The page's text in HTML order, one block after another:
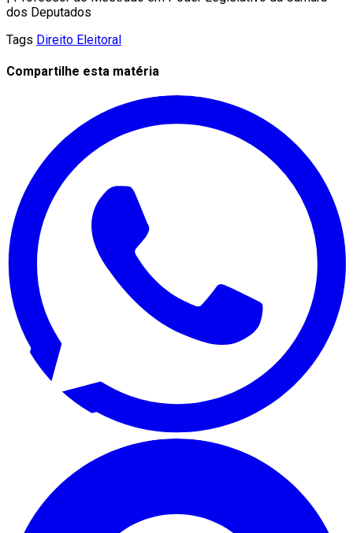
dos Deputados
Tags Direito Eleitoral
Compartilhe esta matéria